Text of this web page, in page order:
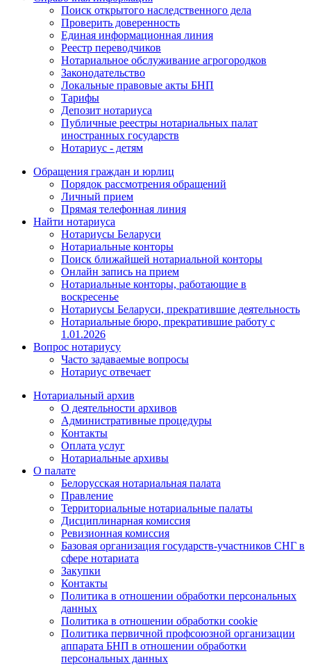
Поиск открытого наследственного дела
Проверить доверенность
Единая информационная линия
Реестр переводчиков
Нотариальное обслуживание агрогородков
Законодательство
Локальные правовые акты БНП
Тарифы
Депозит нотариуса
Публичные реестры нотариальных палат
иностранных государств
Нотариус - детям
Обращения граждан и юрлиц
Порядок рассмотрения обращений
Личный прием
Прямая телефонная линия
Найти нотариуса
Нотариусы Беларуси
Нотариальные конторы
Поиск ближайшей нотариальной конторы
Онлайн запись на прием
Нотариальные конторы, работающие в
воскресенье
Нотариусы Беларуси, прекратившие деятельность
Нотариальные бюро, прекратившие работу с
1.01.2026
Вопрос нотариусу
Часто задаваемые вопросы
Нотариус отвечает
Нотариальный архив
О деятельности архивов
Административные процедуры
Контакты
Оплата услуг
Нотариальные архивы
О палате
Белорусская нотариальная палата
Правление
Территориальные нотариальные палаты
Дисциплинарная комиссия
Ревизионная комиссия
Базовая организация государств-участников СНГ в
сфере нотариата
Закупки
Контакты
Политика в отношении обработки персональных
данных
Политика в отношении обработки cookie
Политика первичной профсоюзной организации
аппарата БНП в отношении обработки
персональных данных